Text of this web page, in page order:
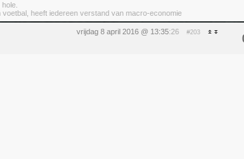
heeft iedereen verstand van macro-economie
vrijdag 8 april 2016 @ 13:35:26 #203